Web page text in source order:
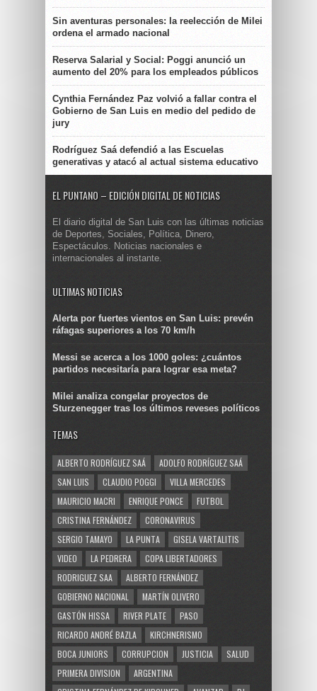
Sin aventuras personales: la reelección de Milei
ordena el armado nacional
Reserva Salarial y Social: Poggi anunció un
aumento del 20% para los empleados públicos
Cynthia Fernández Paz volvió a fallar contra el
Gobierno de San Luis en medio del pedido de
jury
Rodríguez Saá defendió a las Escuelas
generativas y atacó al actual sistema educativo
EL PUNTANO – EDICIÓN DIGITAL DE NOTICIAS
El diario digital de San Luis con las últimas noticias
de Deportes, Sociales, Política, Dinero,
Espectáculos. Noticias nacionales e
internacionales al instante.
ULTIMAS NOTICIAS
Alerta por fuertes vientos en San Luis: prevén
ráfagas superiores a los 70 km/h
Messi se acerca a los 1000 goles: ¿cuántos
partidos necesitaría para lograr esa meta?
Milei analiza congelar proyectos de
Sturzenegger tras los últimos reveses políticos
TEMAS
ALBERTO RODRÍGUEZ SAÁ
ADOLFO RODRÍGUEZ SAÁ
SAN LUIS
CLAUDIO POGGI
VILLA MERCEDES
MAURICIO MACRI
ENRIQUE PONCE
FUTBOL
CRISTINA FERNÁNDEZ
CORONAVIRUS
SERGIO TAMAYO
LA PUNTA
GISELA VARTALITIS
VIDEO
LA PEDRERA
COPA LIBERTADORES
RODRIGUEZ SAA
ALBERTO FERNÁNDEZ
GOBIERNO NACIONAL
MARTÍN OLIVERO
GASTÓN HISSA
RIVER PLATE
PASO
RICARDO ANDRÉ BAZLA
KIRCHNERISMO
BOCA JUNIORS
CORRUPCION JUSTICIA
SALUD
PRIMERA DIVISION
ARGENTINA